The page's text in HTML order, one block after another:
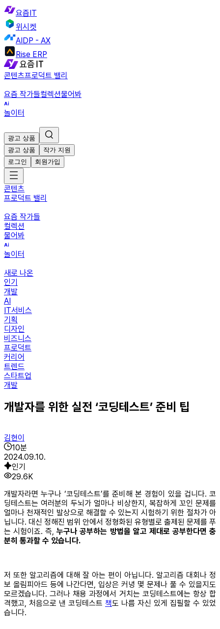
요즘IT
위시켓
AIDP - AX
Rise ERP
콘텐츠프로덕트 밸리
요즘 작가들컬렉션물어봐
놀이터
광고 상품
광고 상품
작가 지원
로그인
회원가입
콘텐츠
프로덕트 밸리
요즘 작가들
컬렉션
물어봐
놀이터
새로 나온
인기
개발
AI
IT서비스
기획
디자인
비즈니스
프로덕트
커리어
트렌드
스타트업
개발
개발자를 위한 실전 ‘코딩테스트’ 준비 팁
김현이
10분
2024.09.10.
인기
29.6K
개발자라면 누구나 ‘코딩테스트’를 준비해 본 경험이 있을 겁니다. 코
딩테스트는 여러분의 두뇌가 얼마나 비상한지, 복잡하게 꼬인 문제를
얼마나 천재적인 발상으로 해결할 수 있는지 시험하기 위한 절차가 아
닙니다. 대신 정해진 범위 안에서 정형화된 유형별로 출제된 문제를 푸
는 시험이죠. 즉,누구나 공부하는 방법을 알고 제대로 공부한다면 충
분히 통과할 수 있습니다.
저 또한 알고리즘에 대해 잘 아는 편이 아닙니다. 알고리즘 대회나 정
보 올림피아드 등에 나간다면, 입상은 커녕 몇 문제나 풀 수 있을지도
모르겠습니다. 그러나 채용 과정에서 거치는 코딩테스트에는 항상 합
격했고, 처음으로 낸 코딩테스트 책도 나름 자신 있게 집필할 수 있었
습니다.